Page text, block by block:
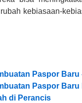
kebiasaan-
Paspor
Paspor
di Perancis